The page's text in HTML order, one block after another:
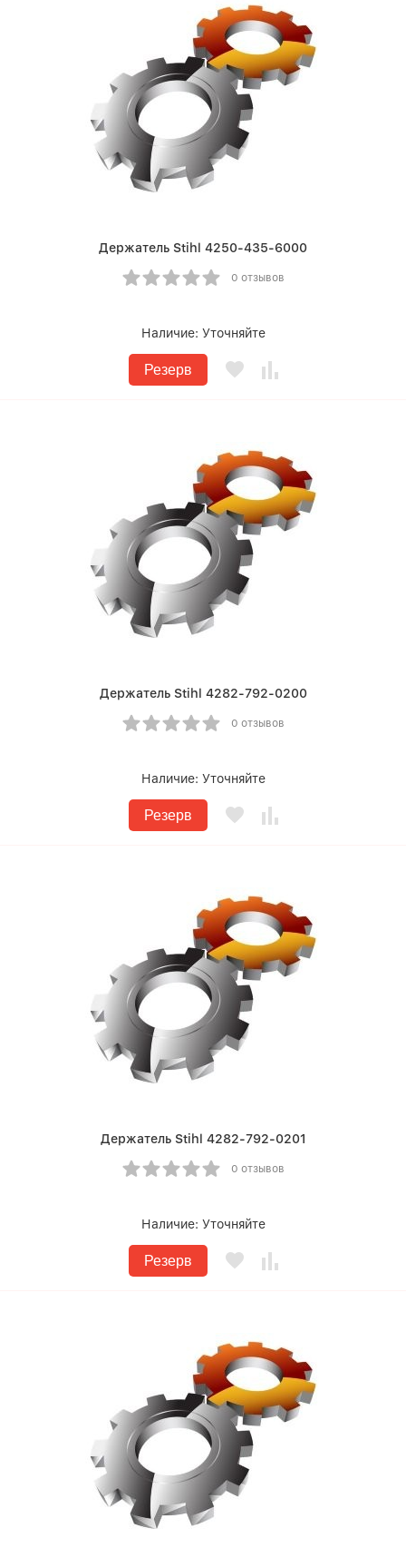
Держатель Stihl 4250-435-6000
0 отзывов
Наличие: Уточняйте
Резерв
Держатель Stihl 4282-792-0200
0 отзывов
Наличие: Уточняйте
Резерв
Держатель Stihl 4282-792-0201
0 отзывов
Наличие: Уточняйте
Резерв